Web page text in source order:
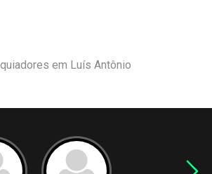
em Luís Antônio